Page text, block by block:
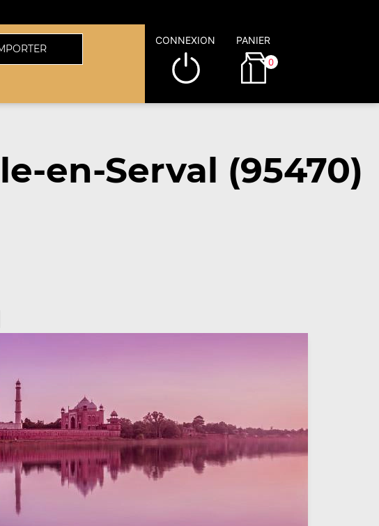
CONNEXION PANIER
0
en-Serval (95470)